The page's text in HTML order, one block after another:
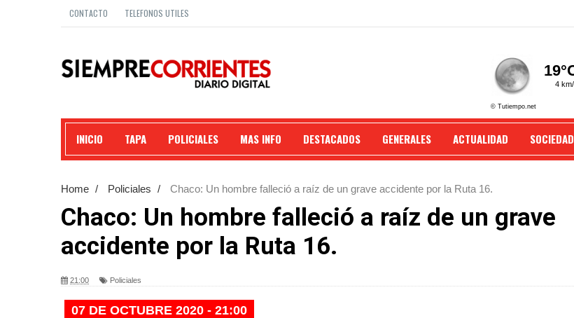
CONTACTO TELEFONOS UTILES
INICIO TAPA POLICIALES MAS INFO DESTACADOS GENERALES ACTUALIDAD SOCIEDAD
Home / Policiales / Chaco: Un hombre falleció a raíz de un grave accidente por la Ruta 16.
Chaco: Un hombre falleció a raíz de un grave
accidente por la Ruta 16.
21:00 Policiales
07 DE OCTUBRE 2020 - 21:00